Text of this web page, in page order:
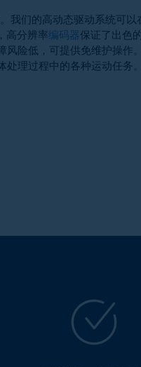
我们的高动态驱动系统可
高分辨率编码器保证了出色
风险低，可提供免维护操作
理过程中的各种运动任务。